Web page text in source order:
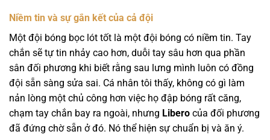
Niềm tin và sự gắn kết của cả đội
Một đội bóng bọc lót tốt là một đội bóng có niềm tin. Tay
chắn sẽ tự tin nhảy cao hơn, duỗi tay sâu hơn qua phần
sân đối phương khi biết rằng sau lưng mình luôn có đồng
đội sẵn sàng sửa sai. Cá nhân tôi thấy, không có gì làm
nản lòng một chủ công hơn việc họ đập bóng rất căng,
chạm tay chắn bay ra ngoài, nhưng Libero của đối phương
đã đứng chờ sẵn ở đó. Nó thể hiện sự chuẩn bị và ăn ý.